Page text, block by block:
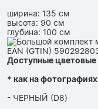
ширина: 135 см
высота: 90 см
глубина: 100 см
Доступные цветовые
* как на
- ЧЕРНЫЙ (D8)